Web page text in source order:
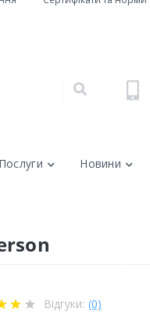
Послуги Новини
Відгуки: (0)